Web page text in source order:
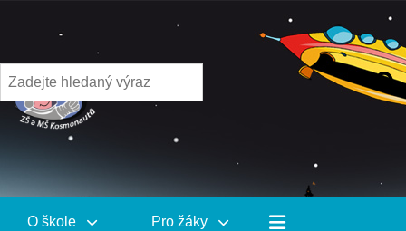
O škole Pro žáky